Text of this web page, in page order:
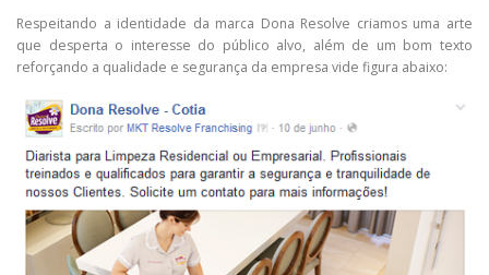
Respeitando a identidade da marca Dona Resolve criamos uma arte
que desperta o interesse do público alvo, além de um bom texto
reforçando a qualidade e segurança da empresa vide figura abaixo: